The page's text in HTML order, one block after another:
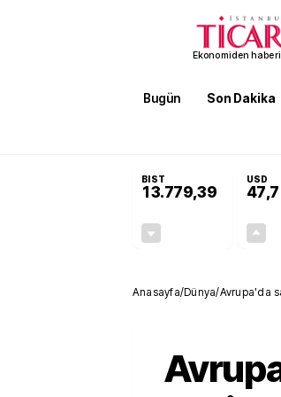
Ekonomiden
Bugün Son Dakika
BIST
13.779,39
USD
Anasayfa/Dünya/Avrupa'da